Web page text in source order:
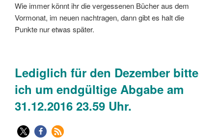
Wie immer könnt ihr die vergessenen Bücher aus dem
Vormonat, im neuen nachtragen, dann gibt es halt die
Punkte nur etwas später.
Lediglich für den Dezember bitte
ich um endgültige Abgabe am
31.12.2016 23.59 Uhr.